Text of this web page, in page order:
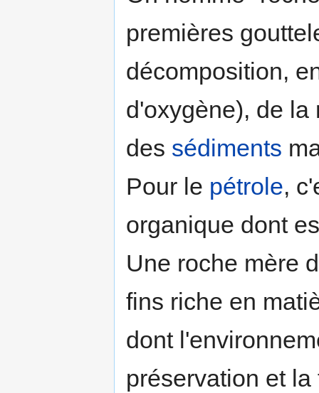
premières
décomposition,
d'oxygène), de la
des sédiments
Pour le pétrole,
organique dont
Une roche mère
fins riche en
dont
préservation et